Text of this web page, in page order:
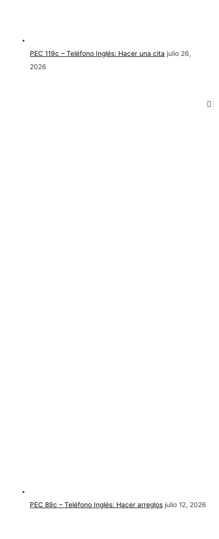
PEC 119c – Teléfono Inglés: Hacer una cita julio 26,
2026
PEC 89c – Teléfono Inglés: Hacer arreglos julio 12, 2026